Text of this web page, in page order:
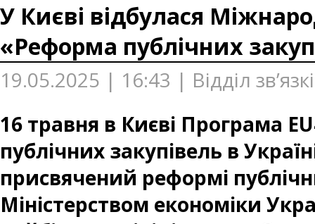
У Києві відбулася
«Реформа публічних
19.05.2025 | 16:43 | Відділ
16 травня в Києві Програма
публічних закупівель в
присвячений реформі
Міністерством економіки